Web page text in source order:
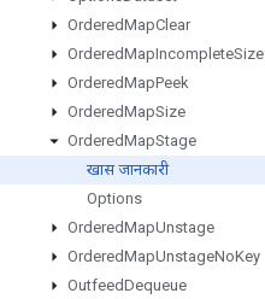
OrderedMapClear
OrderedMapIncompleteSize
OrderedMapPeek
OrderedMapSize
OrderedMapStage
खास जानकारी
Options
OrderedMapUnstage
OrderedMapUnstageNoKey
OutfeedDequeue